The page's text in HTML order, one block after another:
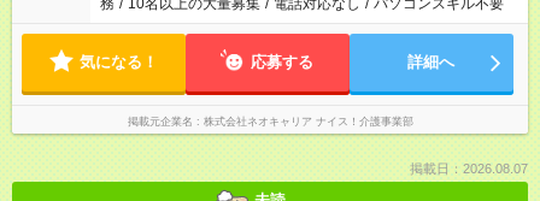
務 / 10名以上の大量募集 / 電話対応なし / パソコンスキル不要
気になる！ 応募する 詳細へ
掲載元企業名 株式会社ネオキャリア ナイス！介護事業部
掲載日：2026.08.07